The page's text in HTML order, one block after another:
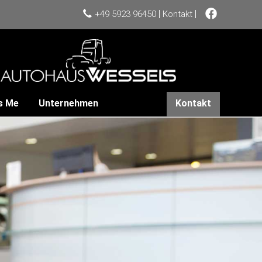
+49 5923 96450 | Kontakt |
Me Unternehmen Kontakt